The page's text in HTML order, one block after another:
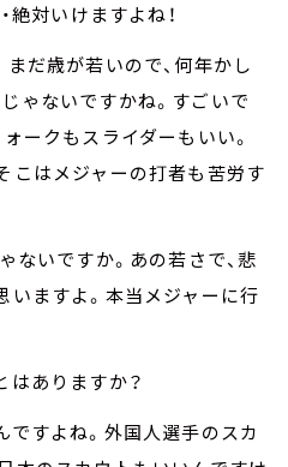
絶対いけますよね！
まだ歳が若いので、何年かし
ゃないですかね。すごいで
ークもスライダーもいい。
こはメジャーの打者も苦労す
ないですか。あの若さで、悲
いますよ。本当メジャーに行
はありますか？
ですよね。外国人選手のスカ